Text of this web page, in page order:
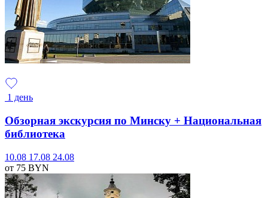
1 день
Обзорная экскурсия по Минску + Национальная
библиотека
10.08 17.08 24.08
от 75 BYN